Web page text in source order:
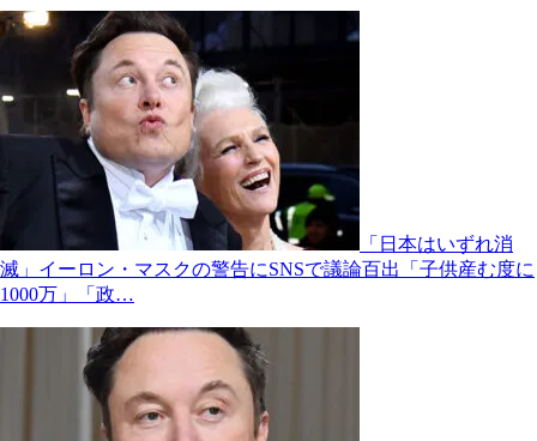
「日本はいずれ消
滅」イーロン・マスクの警告にSNSで議論百出「子供産む度に
1000万」「政…